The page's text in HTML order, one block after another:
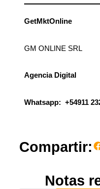
GetMktOnline
GM ONLINE SRL
Agencia Digital
Whatsapp: +54911
Compartir:
Notas